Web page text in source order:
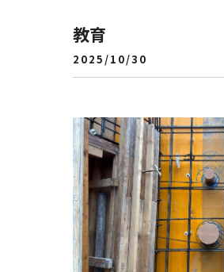
教育
2025/10/30